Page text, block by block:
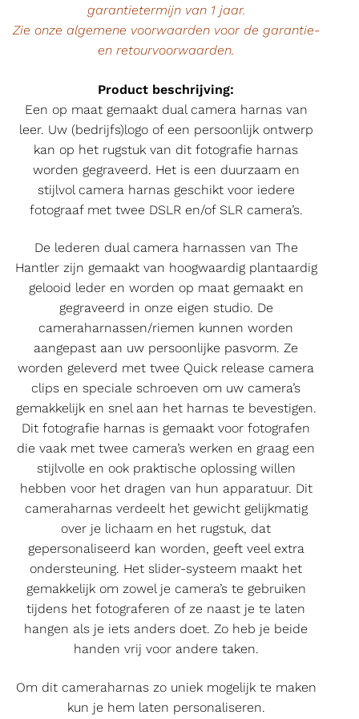
garantietermijn van 1 jaar.
Zie onze algemene voorwaarden voor de garantie-
en retourvoorwaarden.
Product beschrijving:
Een op maat gemaakt dual camera harnas van
leer. Uw (bedrijfs)logo of een persoonlijk ontwerp
kan op het rugstuk van dit fotografie harnas
worden gegraveerd. Het is een duurzaam en
stijlvol camera harnas geschikt voor iedere
fotograaf met twee DSLR en/of SLR camera’s.
De lederen dual camera harnassen van The
Hantler zijn gemaakt van hoogwaardig plantaardig
gelooid leder en worden op maat gemaakt en
gegraveerd in onze eigen studio. De
cameraharnassen/riemen kunnen worden
aangepast aan uw persoonlijke pasvorm. Ze
worden geleverd met twee Quick release camera
clips en speciale schroeven om uw camera’s
gemakkelijk en snel aan het harnas te bevestigen.
Dit fotografie harnas is gemaakt voor fotografen
die vaak met twee camera’s werken en graag een
stijlvolle en ook praktische oplossing willen
hebben voor het dragen van hun apparatuur. Dit
cameraharnas verdeelt het gewicht gelijkmatig
over je lichaam en het rugstuk, dat
gepersonaliseerd kan worden, geeft veel extra
ondersteuning. Het slider-systeem maakt het
gemakkelijk om zowel je camera’s te gebruiken
tijdens het fotograferen of ze naast je te laten
hangen als je iets anders doet. Zo heb je beide
handen vrij voor andere taken.
Om dit cameraharnas zo uniek mogelijk te maken
kun je hem laten personaliseren.